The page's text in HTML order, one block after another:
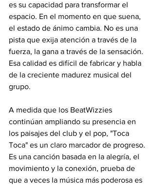
es su capacidad para transformar el
espacio. En el momento en que suena,
el estado de ánimo cambia. No es una
pista que exija atención a través de la
fuerza, la gana a través de la sensación.
Esa calidad es difícil de fabricar y habla
de la creciente madurez musical del
grupo.
A medida que los BeatWizzies
continúan ampliando su presencia en
los paisajes del club y el pop, "Toca
Toca" es un claro marcador de progreso.
Es una canción basada en la alegría, el
movimiento y la conexión, prueba de
que a veces la música más poderosa es